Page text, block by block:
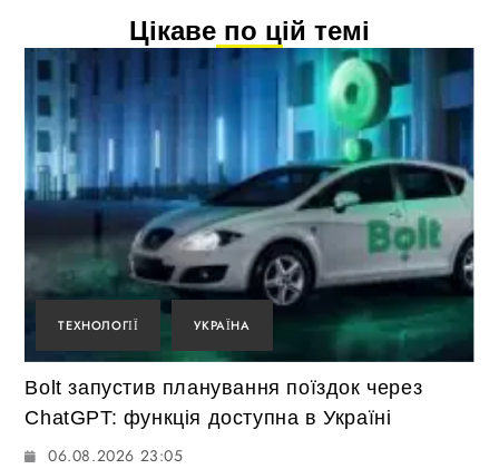
Цікаве по цій темі
ТЕХНОЛОГІЇ УКРАЇНА
Bolt запустив планування поїздок через
ChatGPT: функція доступна в Україні
06.08.2026 23:05